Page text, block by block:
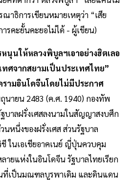
าธิการเขียนหมายเหตุว่า “เสีย
รคะยั้นคะยอไม่ได้ - ผู้เขียน)
หนุนให้หลวงพิบูลฯเอาอย่างฮิตเลอ
ศจากสยามเป็นประเทศไทย”
รามอินโดจีนโดยไม่มีประกาศ
นายน 2483 (ค.ศ. 1940) กองทัพ
ฐบาลฝรั่งเศสลงนามในสัญญาสงบศึก
นหนึ่งของฝรั่งเศส ส่วนรัฐบาล
ชี ในเอเชียอาคเนย์ ญี่ปุ่นควบคุม
ายแห่งในอินโดจีน รัฐบาลไทยเรียก
ที่เป็นมณฑลบูรพาเดิม และดินแดน